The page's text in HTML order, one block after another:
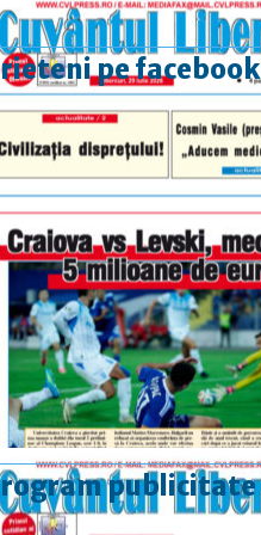
pe facebook
publicitate